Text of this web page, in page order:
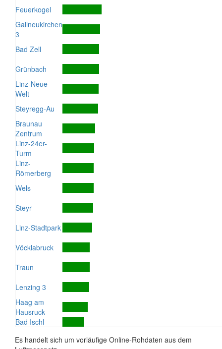
Feuerkogel
Gallneukirchen
3
Bad Zell
Grünbach
Linz-Neue
Welt
Steyregg-Au
Braunau
Zentrum
Linz-24er-
Turm
Linz-
Römerberg
Wels
Steyr
Linz-Stadtpark
Vöcklabruck
Traun
Lenzing 3
Haag am
Hausruck
Bad Ischl
Es handelt sich um vorläufige Online-Rohdaten aus dem